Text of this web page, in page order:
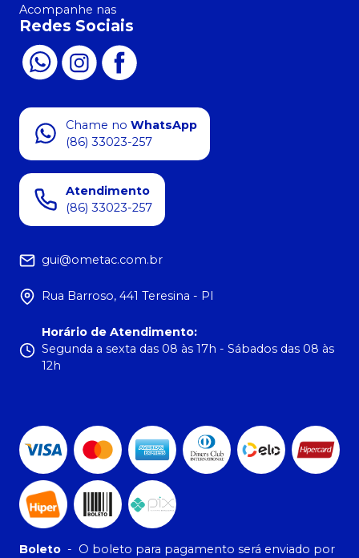
Acompanhe nas
Redes Sociais
Chame no WhatsApp
(86) 33023-257
Atendimento
(86) 33023-257
gui@ometac.com.br
Rua Barroso, 441 Teresina - PI
Horário de Atendimento:
Segunda a sexta das 08 às 17h - Sábados das 08 às
12h
Boleto - O boleto para pagamento será enviado por